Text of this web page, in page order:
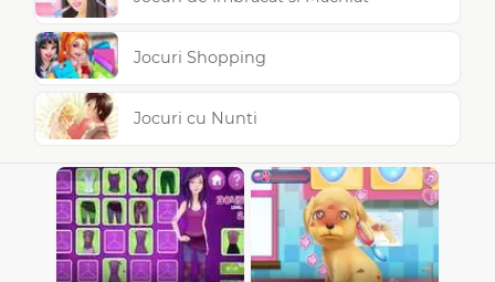
Jocuri Shopping
Jocuri cu Nunti